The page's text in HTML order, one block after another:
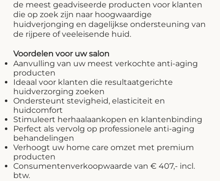
de meest geadviseerde producten voor klanten
die op zoek zijn naar hoogwaardige
huidverjonging en dagelijkse ondersteuning van
de rijpere of veeleisende huid.
Voordelen voor uw salon
Aanvulling van uw meest verkochte anti-aging
producten
Ideaal voor klanten die resultaatgerichte
huidverzorging zoeken
Ondersteunt stevigheid, elasticiteit en
huidcomfort
Stimuleert herhaalaankopen en klantenbinding
Perfect als vervolg op professionele anti-aging
behandelingen
Verhoogt uw home care omzet met premium
producten
Consumentenverkoopwaarde van € 407,- incl.
btw.